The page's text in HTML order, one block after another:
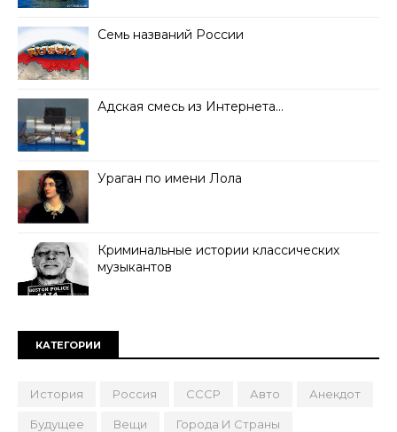
Семь названий России
Адская смесь из Интернета…
Ураган по имени Лола
Криминальные истории классических
музыкантов
КАТЕГОРИИ
История Россия СССР Авто Анекдот
Будущее Вещи Города И Страны